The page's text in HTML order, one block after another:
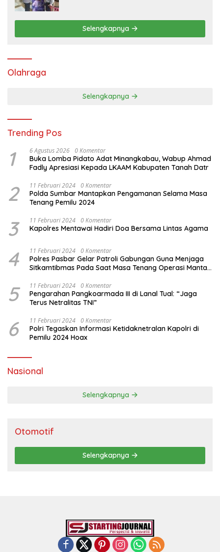
Selengkapnya
Olahraga
Selengkapnya
Trending Pos
1 6 Agustus 2026 0 Komentar
Buka Lomba Pidato Adat Minangkabau, Wabup Ahmad
Fadly Apresiasi Kepada LKAAM Kabupaten Tanah Datr
2 11 Februari 2024 0 Komentar
Polda Sumbar Mantapkan Pengamanan Selama Masa
Tenang Pemilu 2024
3 11 Februari 2024 0 Komentar
Kapolres Mentawai Hadiri Doa Bersama Lintas Agama
4 11 Februari 2024 0 Komentar
Polres Pasbar Gelar Patroli Gabungan Guna Menjaga
Sitkamtibmas Pada Saat Masa Tenang Operasi Mantap
5 11 Februari 2024 0 Komentar
Pengarahan Pangkoarmada III di Lanal Tual: “Jaga
Terus Netralitas TNI”
6 11 Februari 2024 0 Komentar
Polri Tegaskan Informasi Ketidaknetralan Kapolri di
Pemilu 2024 Hoax
Nasional
Selengkapnya
Otomotif
Selengkapnya